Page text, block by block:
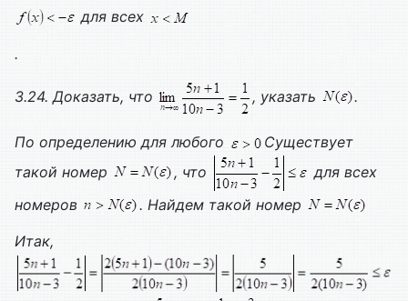
для всех
.
3.24. Доказать, что , указать .
По определению для любого
Существует
такой номер
, что
для всех
номеров
. Найдем такой номер
Итак,